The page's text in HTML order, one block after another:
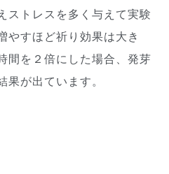
ストレスを多く与えて実験
やすほど祈り効果は大き
間を２倍にした場合、発芽
果が出ています。